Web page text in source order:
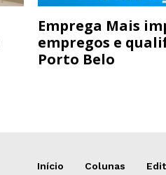
Emprega Mais
empregos e
Porto Belo
Início Colunas